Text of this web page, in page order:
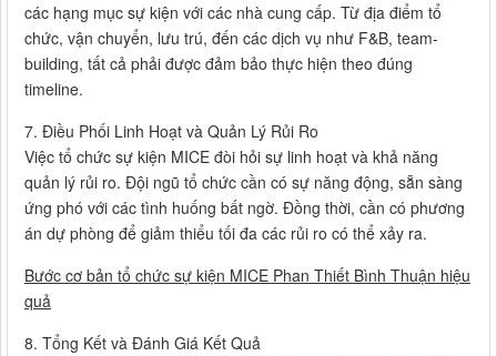
các hạng mục sự kiện với các nhà cung cấp. Từ địa điểm tổ
chức, vận chuyển, lưu trú, đến các dịch vụ như F&B, team-
building, tất cả phải được đảm bảo thực hiện theo đúng
timeline.
7. Điều Phối Linh Hoạt và Quản Lý Rủi Ro
Việc tổ chức sự kiện MICE đòi hỏi sự linh hoạt và khả năng
quản lý rủi ro. Đội ngũ tổ chức cần có sự năng động, sẵn sàng
ứng phó với các tình huống bất ngờ. Đồng thời, cần có phương
án dự phòng để giảm thiểu tối đa các rủi ro có thể xảy ra.
Bước cơ bản tổ chức sự kiện MICE Phan Thiết Bình Thuận hiệu
quả
8. Tổng Kết và Đánh Giá Kết Quả